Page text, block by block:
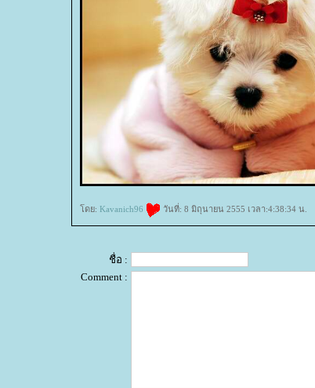
ดย: Kavanich96 วันที่: 8 มิถุนายน 2555 เวลา:4:38:34 น.
ชื่อ :
Comment :